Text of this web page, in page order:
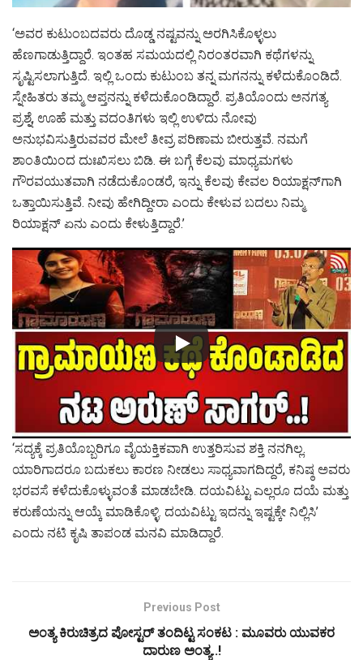
‘ಅವರ ಕುಟುಂಬದವರು ದೊಡ್ಡ ನಷ್ಟವನ್ನು ಅರಗಿಸಿಕೊಳ್ಳಲು
ಹೆಣಗಾಡುತ್ತಿದ್ದಾರೆ. ಇಂತಹ ಸಮಯದಲ್ಲಿ ನಿರಂತರವಾಗಿ ಕಥೆಗಳನ್ನು
ಸೃಷ್ಟಿಸಲಾಗುತ್ತಿದೆ. ಇಲ್ಲಿ ಒಂದು ಕುಟುಂಬ ತನ್ನ ಮಗನನ್ನು ಕಳೆದುಕೊಂಡಿದೆ.
ಸ್ನೇಹಿತರು ತಮ್ಮ ಆಪ್ತನನ್ನು ಕಳೆದುಕೊಂಡಿದ್ದಾರೆ. ಪ್ರತಿಯೊಂದು ಅನಗತ್ಯ
ಪ್ರಶ್ನೆ, ಊಹೆ ಮತ್ತು ವದಂತಿಗಳು ಇಲ್ಲಿ ಉಳಿದು ನೋವು
ಅನುಭವಿಸುತ್ತಿರುವವರ ಮೇಲೆ ತೀವ್ರ ಪರಿಣಾಮ ಬೀರುತ್ತವೆ. ನಮಗೆ
ಶಾಂತಿಯಿಂದ ದುಃಖಿಸಲು ಬಿಡಿ. ಈ ಬಗ್ಗೆ ಕೆಲವು ಮಾಧ್ಯಮಗಳು
ಗೌರವಯುತವಾಗಿ ನಡೆದುಕೊಂಡರೆ, ಇನ್ನು ಕೆಲವು ಕೇವಲ ರಿಯಾಕ್ಷನ್‌ಗಾಗಿ
ಒತ್ತಾಯಿಸುತ್ತಿವೆ. ನೀವು ಹೇಗಿದ್ದೀರಾ ಎಂದು ಕೇಳುವ ಬದಲು ನಿಮ್ಮ
ರಿಯಾಕ್ಷನ್ ಏನು ಎಂದು ಕೇಳುತ್ತಿದ್ದಾರೆ.’
‘ಸದ್ಯಕ್ಕೆ ಪ್ರತಿಯೊಬ್ಬರಿಗೂ ವೈಯಕ್ತಿಕವಾಗಿ ಉತ್ತರಿಸುವ ಶಕ್ತಿ ನನಗಿಲ್ಲ.
ಯಾರಿಗಾದರೂ ಬದುಕಲು ಕಾರಣ ನೀಡಲು ಸಾಧ್ಯವಾಗದಿದ್ದರೆ, ಕನಿಷ್ಠ ಅವರು
ಭರವಸೆ ಕಳೆದುಕೊಳ್ಳುವಂತೆ ಮಾಡಬೇಡಿ. ದಯವಿಟ್ಟು ಎಲ್ಲರೂ ದಯೆ ಮತ್ತು
ಕರುಣೆಯನ್ನು ಆಯ್ಕೆ ಮಾಡಿಕೊಳ್ಳಿ. ದಯವಿಟ್ಟು ಇದನ್ನು ಇಷ್ಟಕ್ಕೇ ನಿಲ್ಲಿಸಿ’
ಎಂದು ನಟಿ ಕೃಷಿ ತಾಪಂಡ ಮನವಿ ಮಾಡಿದ್ದಾರೆ.
Previous Post
ಅಂತ್ಯ ಕಿರುಚಿತ್ರದ ಪೋಸ್ಟರ್‌ ತಂದಿಟ್ಟ ಸಂಕಟ : ಮೂವರು ಯುವಕರ
ದಾರುಣ ಅಂತ್ಯ..!